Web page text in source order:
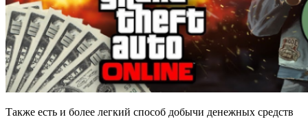
Также есть и более легкий способ добычи денежных средств